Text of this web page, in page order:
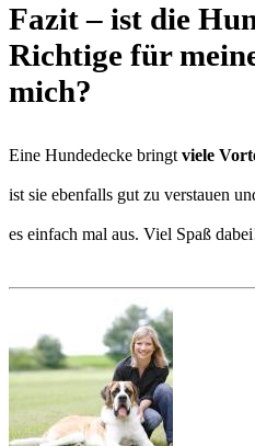
Fazit – ist die
Richtige für
mich?
Eine Hundedecke bringt viele
ist sie ebenfalls gut zu verstauen
es einfach mal aus. Viel Spaß